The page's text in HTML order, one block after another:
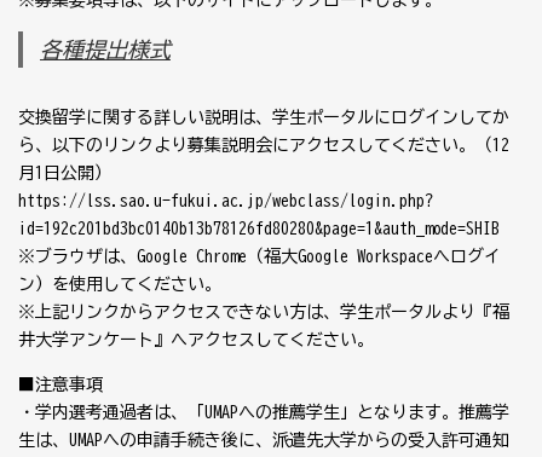
各種提出様式
交換留学に関する詳しい説明は、学生ポータルにログインしてか
ら、以下のリンクより募集説明会にアクセスしてください。（12
月1日公開）
https://lss.sao.u-fukui.ac.jp/webclass/login.php?
id=192c201bd3bc0140b13b78126fd80280&page=1&auth_mode=SHIB
※ブラウザは、Google Chrome（福大Google Workspaceへログイ
ン）を使用してください。
※上記リンクからアクセスできない方は、学生ポータルより『福
井大学アンケート』へアクセスしてください。
■注意事項
・学内選考通過者は、「UMAPへの推薦学生」となります。推薦学
生は、UMAPへの申請手続き後に、派遣先大学からの受入許可通知